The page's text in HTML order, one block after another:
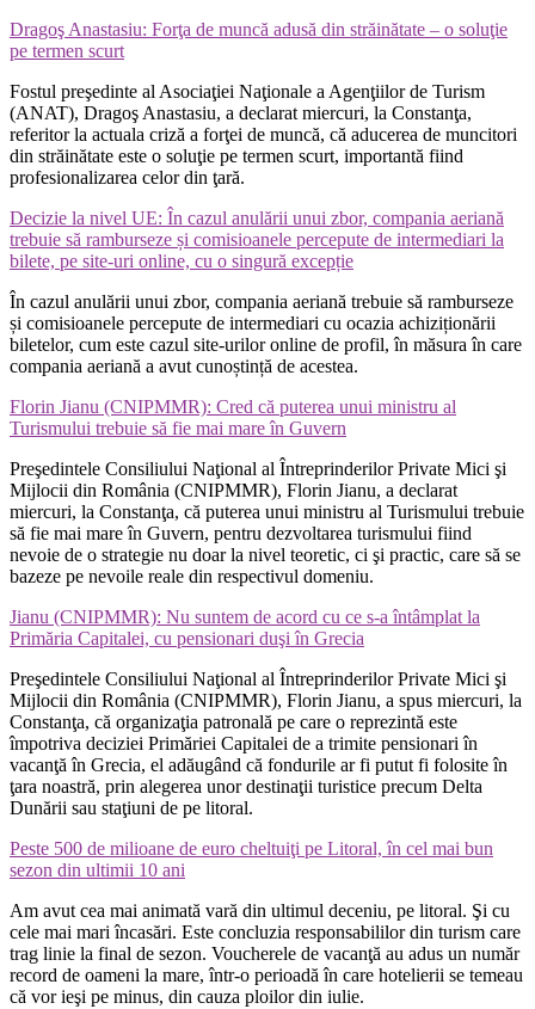
Dragoş Anastasiu: Forţa de muncă adusă din străinătate – o soluţie
pe termen scurt
Fostul preşedinte al Asociaţiei Naţionale a Agenţiilor de Turism
(ANAT), Dragoş Anastasiu, a declarat miercuri, la Constanţa,
referitor la actuala criză a forţei de muncă, că aducerea de muncitori
din străinătate este o soluţie pe termen scurt, importantă fiind
profesionalizarea celor din ţară.
Decizie la nivel UE: În cazul anulării unui zbor, compania aeriană
trebuie să ramburseze și comisioanele percepute de intermediari la
bilete, pe site-uri online, cu o singură excepție
În cazul anulării unui zbor, compania aeriană trebuie să ramburseze
și comisioanele percepute de intermediari cu ocazia achiziționării
biletelor, cum este cazul site-urilor online de profil, în măsura în care
compania aeriană a avut cunoștință de acestea.
Florin Jianu (CNIPMMR): Cred că puterea unui ministru al
Turismului trebuie să fie mai mare în Guvern
Preşedintele Consiliului Naţional al Întreprinderilor Private Mici şi
Mijlocii din România (CNIPMMR), Florin Jianu, a declarat
miercuri, la Constanţa, că puterea unui ministru al Turismului trebuie
să fie mai mare în Guvern, pentru dezvoltarea turismului fiind
nevoie de o strategie nu doar la nivel teoretic, ci şi practic, care să se
bazeze pe nevoile reale din respectivul domeniu.
Jianu (CNIPMMR): Nu suntem de acord cu ce s-a întâmplat la
Primăria Capitalei, cu pensionari duşi în Grecia
Preşedintele Consiliului Naţional al Întreprinderilor Private Mici şi
Mijlocii din România (CNIPMMR), Florin Jianu, a spus miercuri, la
Constanţa, că organizaţia patronală pe care o reprezintă este
împotriva deciziei Primăriei Capitalei de a trimite pensionari în
vacanţă în Grecia, el adăugând că fondurile ar fi putut fi folosite în
ţara noastră, prin alegerea unor destinaţii turistice precum Delta
Dunării sau staţiuni de pe litoral.
Peste 500 de milioane de euro cheltuiţi pe Litoral, în cel mai bun
sezon din ultimii 10 ani
Am avut cea mai animată vară din ultimul deceniu, pe litoral. Şi cu
cele mai mari încasări. Este concluzia responsabililor din turism care
trag linie la final de sezon. Voucherele de vacanţă au adus un număr
record de oameni la mare, într-o perioadă în care hotelierii se temeau
că vor ieşi pe minus, din cauza ploilor din iulie.